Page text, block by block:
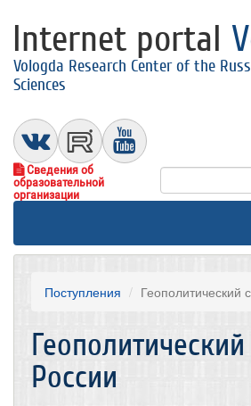
Internet portal
Vologda Research Center of the
Sciences
Сведения об
образовательной
организации
Поступления Геополитический
Геополитический
России